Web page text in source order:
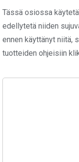
Tässä osiossa
edellytetä niiden
ennen käyttänyt niitä,
tuotteiden ohjeisiin